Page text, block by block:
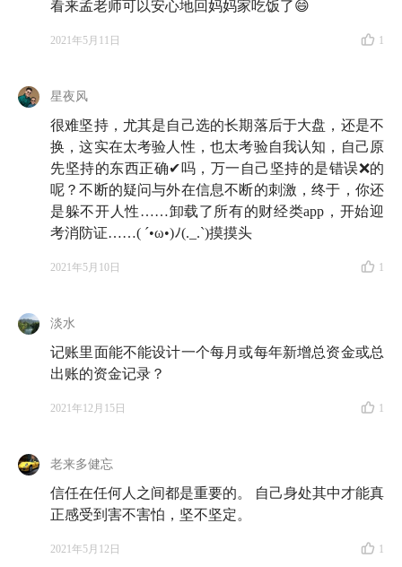
看来孟老师可以安心地回妈妈家吃饭了😄
2021年5月11日 1
星夜风
很难坚持，尤其是自己选的长期落后于大盘，还是不
换，这实在太考验人性，也太考验自我认知，自己原
先坚持的东西正确✔吗，万一自己坚持的是错误❌的
呢？不断的疑问与外在信息不断的刺激，终于，你还
是躲不开人性……卸载了所有的财经类app，开始迎
考消防证……( ´•ω•)ﾉ(._.`)摸摸头
2021年5月10日 1
淡水
记账里面能不能设计一个每月或每年新增总资金或总
出账的资金记录？
2021年12月15日 1
老来多健忘
信任在任何人之间都是重要的。 自己身处其中才能真
正感受到害不害怕，坚不坚定。
2021年5月12日 1